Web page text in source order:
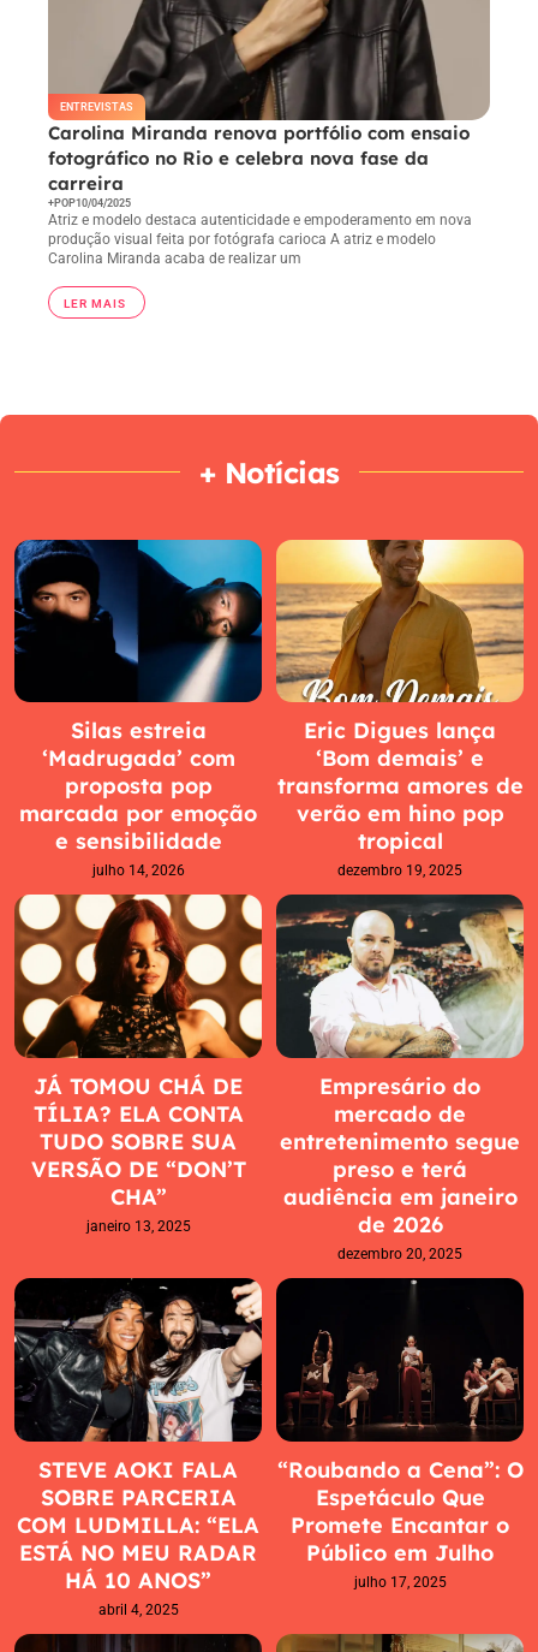
ENTREVISTAS
Carolina Miranda renova portfólio com ensaio
fotográfico no Rio e celebra nova fase da
carreira
+POP10/04/2025
Atriz e modelo destaca autenticidade e empoderamento em nova
produção visual feita por fotógrafa carioca A atriz e modelo
Carolina Miranda acaba de realizar um
LER MAIS
+ Notícias
Silas estreia
‘Madrugada’ com
proposta pop
marcada por emoção
e sensibilidade
julho 14, 2026
Eric Digues lança
‘Bom demais’ e
transforma amores de
verão em hino pop
tropical
dezembro 19, 2025
JÁ TOMOU CHÁ DE
TÍLIA? ELA CONTA
TUDO SOBRE SUA
VERSÃO DE “DON’T
CHA”
janeiro 13, 2025
Empresário do
mercado de
entretenimento segue
preso e terá
audiência em janeiro
de 2026
dezembro 20, 2025
STEVE AOKI FALA
SOBRE PARCERIA
COM LUDMILLA: “ELA
ESTÁ NO MEU RADAR
HÁ 10 ANOS”
abril 4, 2025
“Roubando a Cena”: O
Espetáculo Que
Promete Encantar o
Público em Julho
julho 17, 2025